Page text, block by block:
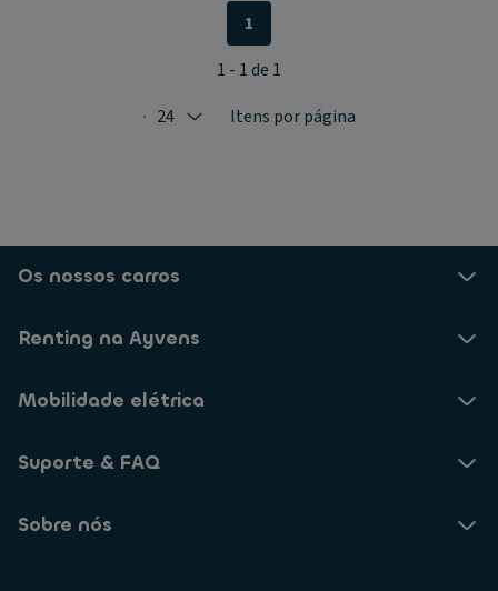
Selected: 24
24 Itens por página
1
1 - 1 de 1
Os nossos carros
Renting na Ayvens
Mobilidade elétrica
Suporte & FAQ
Sobre nós